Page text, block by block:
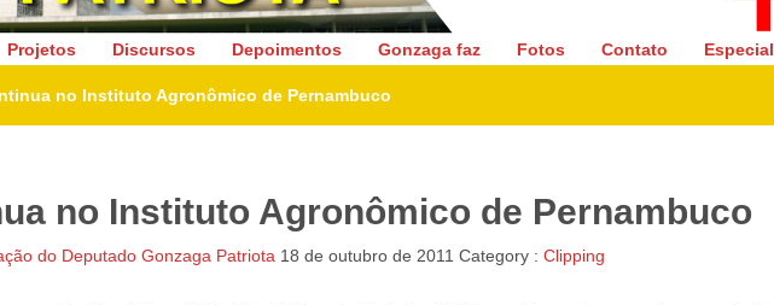
Gonzaga Patriota
Projetos Discursos Depoimentos Gonzaga faz Fotos Contato Especial
no Instituto Agronômico de Pernambuco
no Instituto Agronômico de Pernambuco
do Deputado Gonzaga Patriota 18 de outubro de 2011 Category : Clipping